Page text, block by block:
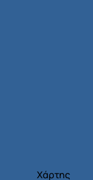
Χάρτης